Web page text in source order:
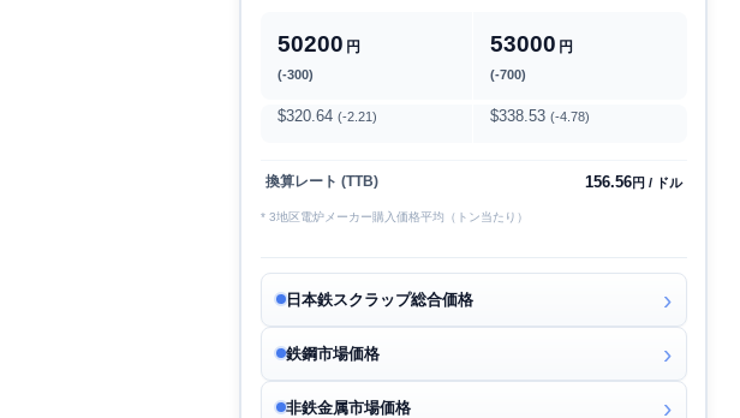
50200 円
(-300)
53000 円
(-700)
$320.64 (-2.21) $338.53 (-4.78)
換算レート (TTB) 156.56円 / ドル
* 3地区電炉メーカー購入価格平均（トン当たり）
日本鉄スクラップ総合価格
鉄鋼市場価格
非鉄金属市場価格